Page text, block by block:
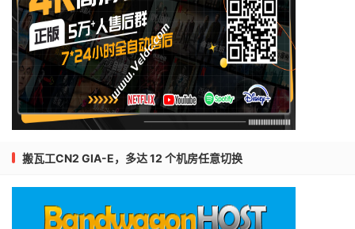
搬瓦工CN2 GIA-E，多达 12 个机房任意切换